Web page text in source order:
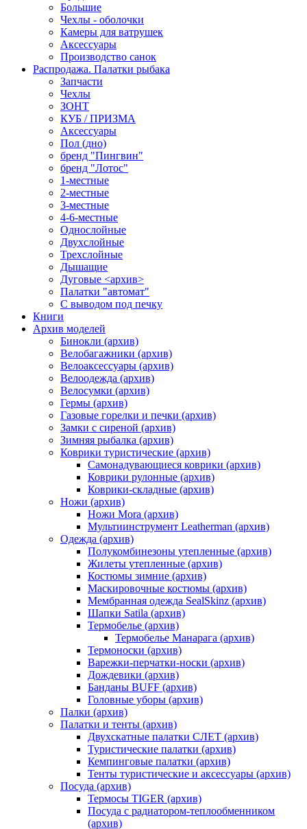
Большие
Чехлы - оболочки
Камеры для ватрушек
Аксессуары
Производство санок
Распродажа. Палатки рыбака
Запчасти
Чехлы
ЗОНТ
КУБ / ПРИЗМА
Аксессуары
Пол (дно)
бренд "Пингвин"
бренд "Лотос"
1-местные
2-местные
3-местные
4-6-местные
Однослойные
Двухслойные
Трехслойные
Дышащие
Дуговые <архив>
Палатки "автомат"
C выводом под печку
Книги
Архив моделей
Бинокли (архив)
Велобагажники (архив)
Велоаксессуары (архив)
Велоодежда (архив)
Велосумки (архив)
Гермы (архив)
Газовые горелки и печки (архив)
Замки с сиреной (архив)
Зимняя рыбалка (архив)
Коврики туристические (архив)
Самонадувающиеся коврики (архив)
Коврики рулонные (архив)
Коврики-складные (архив)
Ножи (архив)
Ножи Mora (архив)
Мультиинструмент Leatherman (архив)
Одежда (архив)
Полукомбинезоны утепленные (архив)
Жилеты утепленные (архив)
Костюмы зимние (архив)
Маскировочные костюмы (архив)
Мембранная одежда SealSkinz (архив)
Шапки Satila (архив)
Термобелье (архив)
Термобелье Манарага (архив)
Термоноски (архив)
Варежки-перчатки-носки (архив)
Дождевики (архив)
Банданы BUFF (архив)
Головные уборы (архив)
Палки (архив)
Палатки и тенты (архив)
Двухскатные палатки СЛЕТ (архив)
Туристические палатки (архив)
Кемпинговые палатки (архив)
Тенты туристические и аксессуары (архив)
Посуда (архив)
Термосы TIGER (архив)
Посуда с радиатором-теплообменником
(архив)